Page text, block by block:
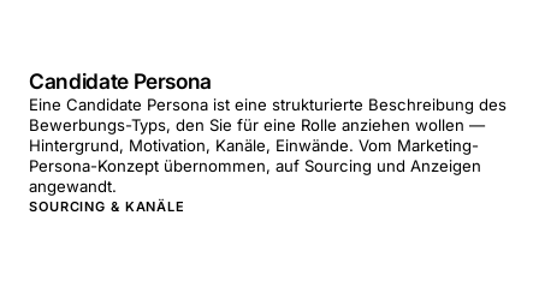
Candidate Persona
Eine Candidate Persona ist eine strukturierte Beschreibung des
Bewerbungs-Typs, den Sie für eine Rolle anziehen wollen —
Hintergrund, Motivation, Kanäle, Einwände. Vom Marketing-
Persona-Konzept übernommen, auf Sourcing und Anzeigen
angewandt.
SOURCING & KANÄLE